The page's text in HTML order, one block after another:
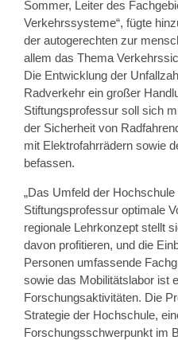
Sommer, Leiter des
Verkehrssysteme“, fügte
der autogerechten zur
allem das Thema
Die Entwicklung der
Radverkehr ein großer
Stiftungsprofessur soll sich
der Sicherheit von
mit Elektrofahrrädern sowie
befassen.
„Das Umfeld der
Stiftungsprofessur optimale
regionale Lehrkonzept stellt
davon profitieren, und die
Personen umfassende
sowie das Mobilitätslabor ist
Forschungsaktivitäten. Die
Strategie der Hochschule,
Forschungsschwerpunkt im